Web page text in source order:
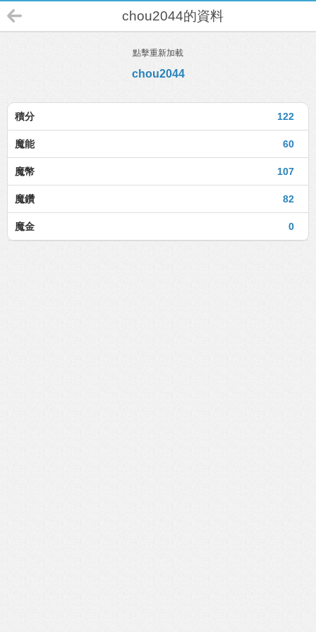
chou2044的資料
點擊重新加載
chou2044
122
積分
60
魔能
107
魔幣
82
魔鑽
0
魔金